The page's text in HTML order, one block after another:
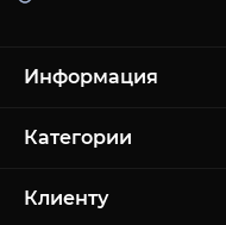
Информация
Категории
Клиенту